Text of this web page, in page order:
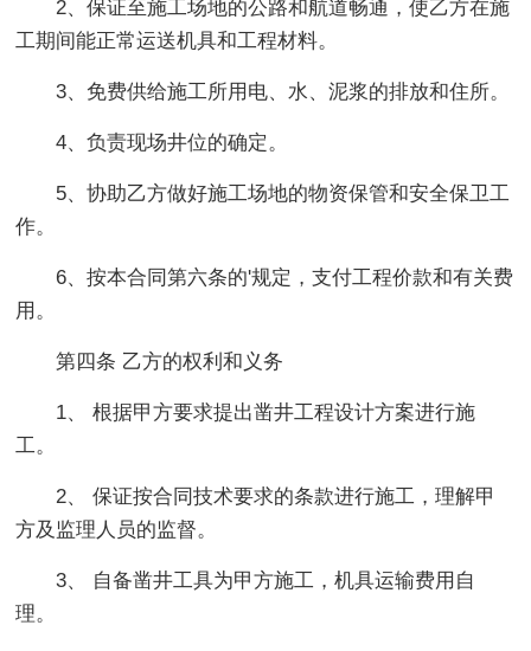
2、保证至施工场地的公路和航道畅通，使乙方在施
工期间能正常运送机具和工程材料。
3、免费供给施工所用电、水、泥浆的排放和住所。
4、负责现场井位的确定。
5、协助乙方做好施工场地的物资保管和安全保卫工
作。
6、按本合同第六条的'规定，支付工程价款和有关费
用。
第四条 乙方的权利和义务
1、 根据甲方要求提出凿井工程设计方案进行施
工。
2、 保证按合同技术要求的条款进行施工，理解甲
方及监理人员的监督。
3、 自备凿井工具为甲方施工，机具运输费用自
理。